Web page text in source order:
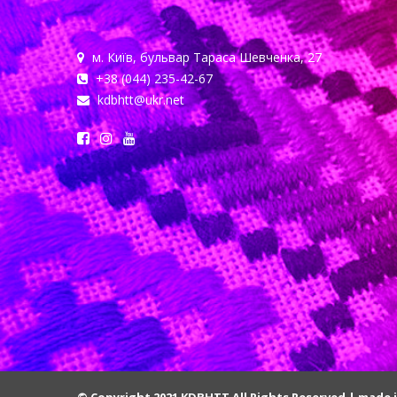
м. Київ, бульвар Тараса Шевченка, 27
+38 (044) 235-42-67
kdbhtt@ukr.net